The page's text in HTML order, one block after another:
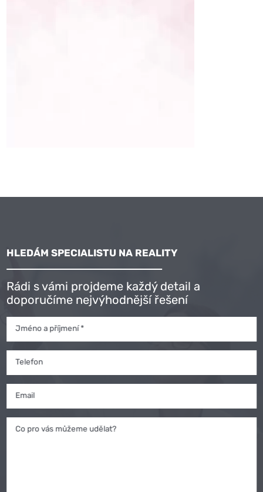
HLEDÁM SPECIALISTU NA REALITY
Rádi s vámi projdeme každý detail a
doporučíme nejvýhodnější řešení
Jméno a příjmení *
Telefon
Email
Co pro vás můžeme udělat?